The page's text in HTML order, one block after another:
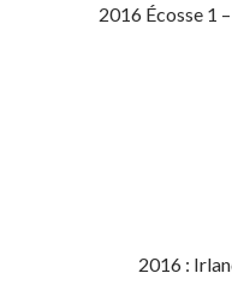
2016 Écosse 1
2016 :